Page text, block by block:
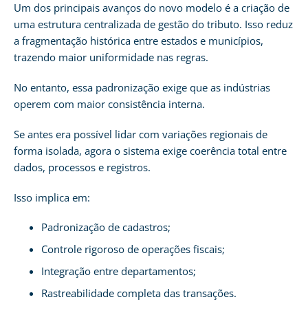
Um dos principais avanços do novo modelo é a criação de
uma estrutura centralizada de gestão do tributo. Isso reduz
a fragmentação histórica entre estados e municípios,
trazendo maior uniformidade nas regras.
No entanto, essa padronização exige que as indústrias
operem com maior consistência interna.
Se antes era possível lidar com variações regionais de
forma isolada, agora o sistema exige coerência total entre
dados, processos e registros.
Isso implica em:
Padronização de cadastros;
Controle rigoroso de operações fiscais;
Integração entre departamentos;
Rastreabilidade completa das transações.